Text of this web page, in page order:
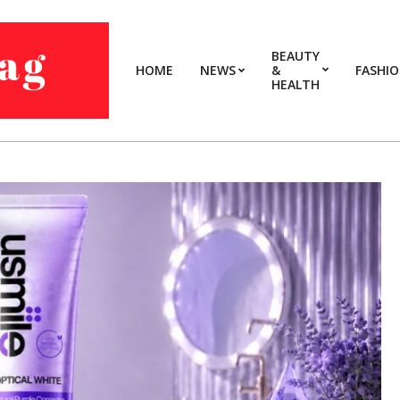
HOME NEWS
BEAUTY
&
HEALTH